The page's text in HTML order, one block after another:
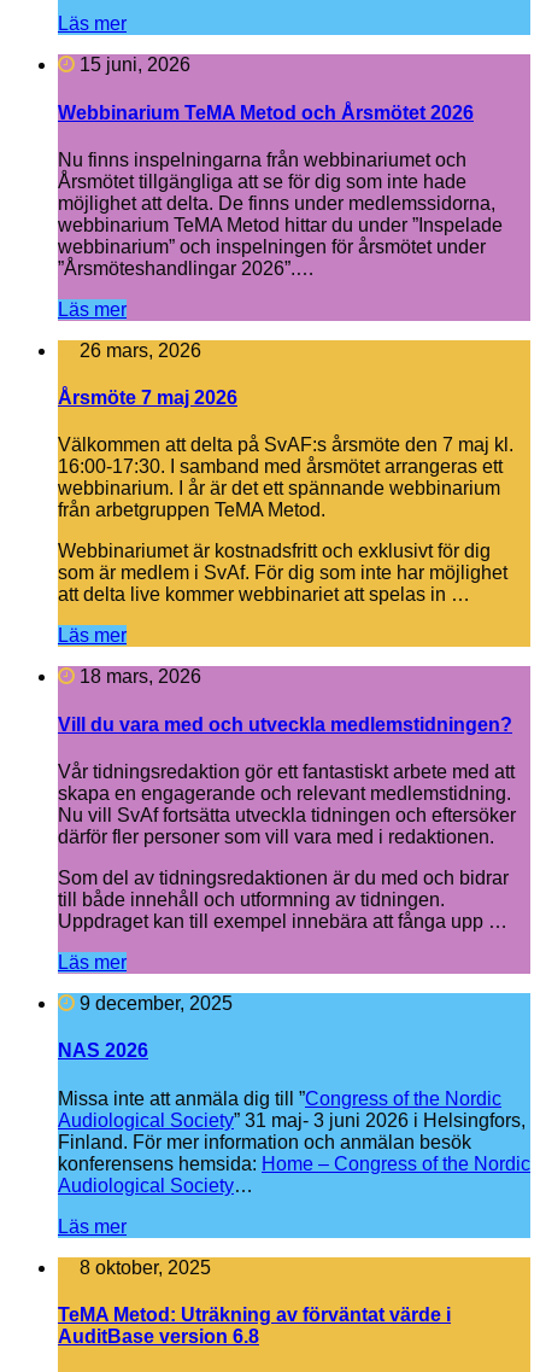
Läs mer
15 juni, 2026
Webbinarium TeMA Metod och Årsmötet 2026
Nu finns inspelningarna från webbinariumet och
Årsmötet tillgängliga att se för dig som inte hade
möjlighet att delta. De finns under medlemssidorna,
webbinarium TeMA Metod hittar du under ”Inspelade
webbinarium” och inspelningen för årsmötet under
”Årsmöteshandlingar 2026”.…
Läs mer
26 mars, 2026
Årsmöte 7 maj 2026
Välkommen att delta på SvAF:s årsmöte den 7 maj kl.
16:00-17:30. I samband med årsmötet arrangeras ett
webbinarium. I år är det ett spännande webbinarium
från arbetgruppen TeMA Metod.
Webbinariumet är kostnadsfritt och exklusivt för dig
som är medlem i SvAf. För dig som inte har möjlighet
att delta live kommer webbinariet att spelas in …
Läs mer
18 mars, 2026
Vill du vara med och utveckla medlemstidningen?
Vår tidningsredaktion gör ett fantastiskt arbete med att
skapa en engagerande och relevant medlemstidning.
Nu vill SvAf fortsätta utveckla tidningen och eftersöker
därför fler personer som vill vara med i redaktionen.
Som del av tidningsredaktionen är du med och bidrar
till både innehåll och utformning av tidningen.
Uppdraget kan till exempel innebära att fånga upp …
Läs mer
9 december, 2025
NAS 2026
Missa inte att anmäla dig till ”Congress of the Nordic
Audiological Society” 31 maj- 3 juni 2026 i Helsingfors,
Finland. För mer information och anmälan besök
konferensens hemsida: Home – Congress of the Nordic
Audiological Society…
Läs mer
8 oktober, 2025
TeMA Metod: Uträkning av förväntat värde i
AuditBase version 6.8